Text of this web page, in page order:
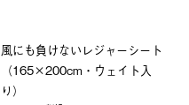
風にも負けないレジャーシート
（165×200cm・ウェイト入
り）